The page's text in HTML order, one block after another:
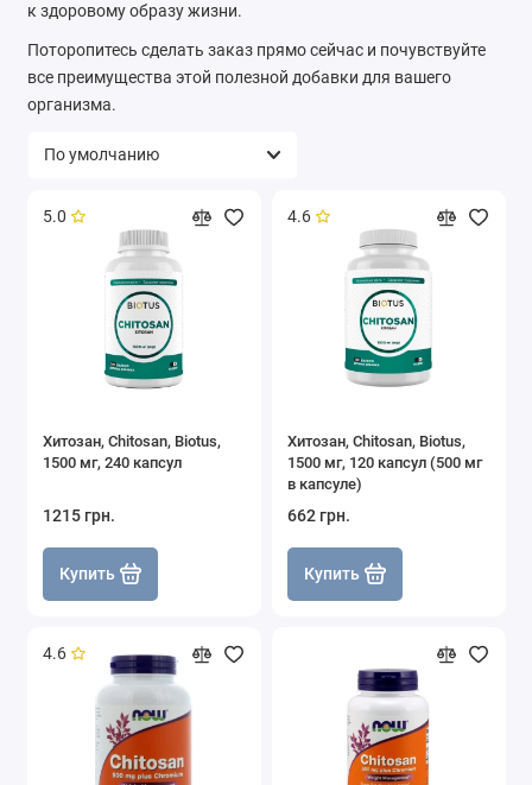
к здоровому образу жизни.
Поторопитесь сделать заказ прямо сейчас и почувствуйте
все преимущества этой полезной добавки для вашего
организма.
5.0
Хитозан, Chitosan, Biotus,
1500 мг, 240 капсул
1215 грн.
Купить
4.6
Хитозан, Chitosan, Biotus,
1500 мг, 120 капсул (500 мг
в капсуле)
662 грн.
Купить
4.6